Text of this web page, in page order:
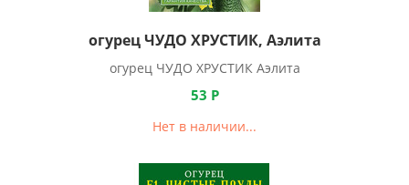
огурец ЧУДО ХРУСТИК, Аэлита
огурец ЧУДО ХРУСТИК Аэлита
53 Р
Нет в наличии...